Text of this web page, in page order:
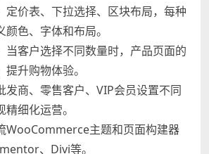
定价表、下拉选择、区块布局，每种
色、字体和布局。
当客户选择不同数量时，产品页面的
升购物体验。
发商、零售客户、VIP会员设置不同
细化运营。
WooCommerce主题和页面构建器
、Divi等。